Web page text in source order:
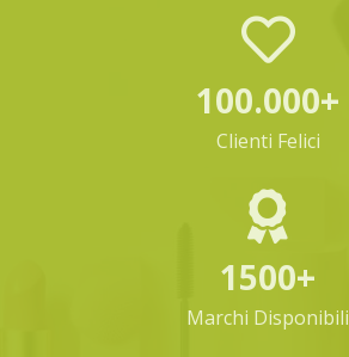
100.000+
Clienti Felici
1500+
Marchi Disponibili